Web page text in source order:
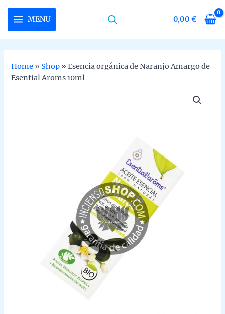
content
MENU 0,00€
Home » Shop »Esencia orgánica de Naranjo Amargo de
Esential Aroms 10ml